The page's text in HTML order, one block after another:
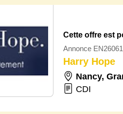
Cette offre est
Annonce
Harry Hope
Nancy,
CDI